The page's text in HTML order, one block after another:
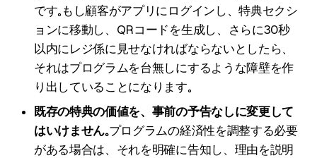
です。もし顧客がアプリにログインし、特典セクシ
ョンに移動し、QRコードを生成し、さらに30秒
以内にレジ係に見せなければならないとしたら、
それはプログラムを台無しにするような障壁を作
り出していることになります。
既存の特典の価値を、事前の予告なしに変更して
はいけません。プログラムの経済性を調整する必要
がある場合は、それを明確に告知し、理由を説明